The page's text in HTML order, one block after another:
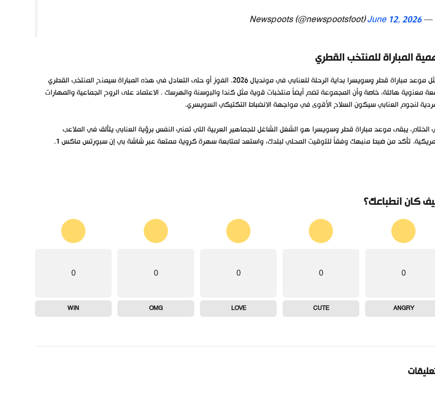
— Newspoots (@newspootsfoot)
June 12, 2026
المباراة للمنتخب القطري
يمثل موعد مباراة قطر وسويسرا بداية الرحلة للعنابي في مونديال 2026. الفوز أو حتى التعادل في هذه المباراة سيمنح المنتخب القطري
معنوية هائلة، خاصة وأن المجموعة تضم أيضاً منتخبات قوية مثل كندا والبوسنة والهرسك . الاعتماد على الروح الجماعية والمهارات
لنجوم العنابي سيكون السلاح الأقوى في مواجهة الانضباط التكتيكي السويسري.
يبقى موعد مباراة قطر وسويسرا هو الشغل الشاغل للجماهير العربية التي تمني النفس برؤية العنابي يتألق في الملاعب
تأكد من ضبط منبهك وفقاً للتوقيت المحلي لبلدك، واستعد لمتابعة سهرة كروية ممتعة عبر شاشة بي إن سبورتس ماكس 1.
كان انطباعك؟
0
ANGRY
0
CUTE
0
LOVE
0
OMG
0
WIN